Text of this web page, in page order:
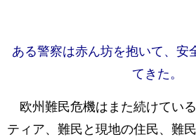
ある警察は赤ん坊を抱いて、安
てきた。
欧州難民危機はまた続けてい
ティア、難民と現地の住民、難